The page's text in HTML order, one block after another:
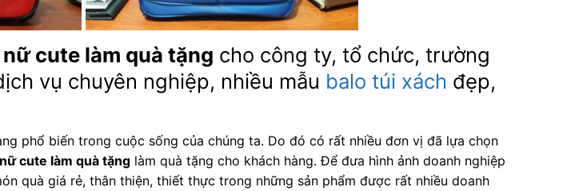
cute làm quà tặng cho công ty, tổ chức, trường
vụ chuyên nghiệp, nhiều mẫu balo túi xách đẹp,
phổ biến trong cuộc sống của chúng ta. Do đó có rất nhiều đơn vị đã lựa chọn
cute làm quà tặng làm quà tặng cho khách hàng. Để đưa hình ảnh doanh nghiệp
quà giá rẻ, thân thiện, thiết thực trong những sản phẩm được rất nhiều doanh